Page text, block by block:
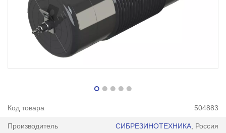
Код товара 504883
Производитель СИБРЕЗИНОТЕХНИКА , Россия